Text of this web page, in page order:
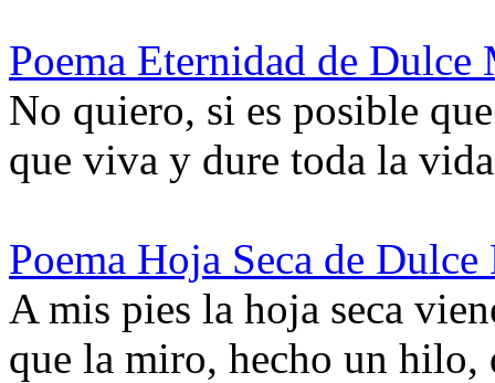
Poema Eternidad de Dulce
No quiero, si es posible
que viva y dure toda la
Poema Hoja Seca de
A mis pies la hoja seca
que la miro, hecho un